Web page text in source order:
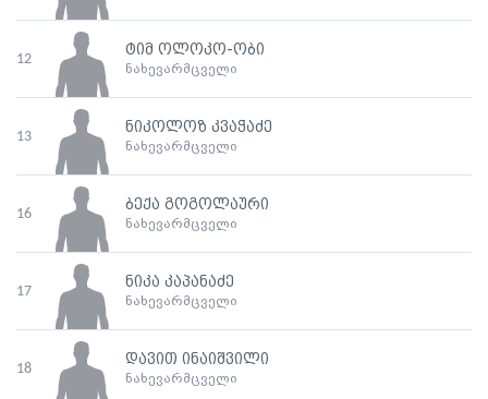
12
ტიმ ოლოკო-ობი
ნახევარმცველი
13
ნიკოლოზ კვაჭაძე
ნახევარმცველი
16
ბექა გოგოლაური
ნახევარმცველი
17
ნიკა კაპანაძე
ნახევარმცველი
18
დავით ინაიშვილი
ნახევარმცველი